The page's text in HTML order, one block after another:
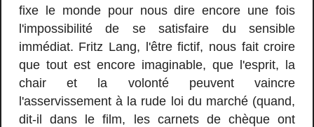
fixe le monde pour nous dire encore une fois
l'impossibilité de se satisfaire du sensible
immédiat. Fritz Lang, l'être fictif, nous fait croire
que tout est encore imaginable, que l'esprit, la
chair et la volonté peuvent vaincre
l'asservissement à la rude loi du marché (quand,
dit-il dans le film, les carnets de chèque ont